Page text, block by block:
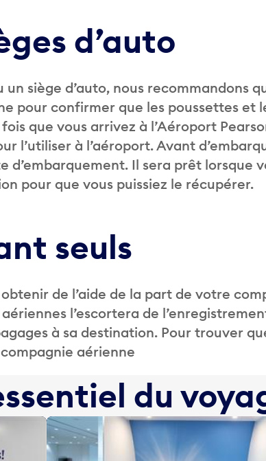
d’auto
siège d’auto, nous recommandons
pour confirmer que les poussettes et
que vous arrivez à l’Aéroport
l’utiliser à l’aéroport. Avant
d’embarquement. Il sera prêt lorsque
pour que vous puissiez le récupérer.
seuls
de l’aide de la part de votre
l’escortera de
à sa destination. Pour trouver
aérienne
du